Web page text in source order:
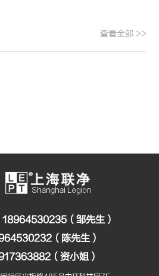
查看全部 >>
18964530235（邹先生）
（陈先生）
（资小姐）